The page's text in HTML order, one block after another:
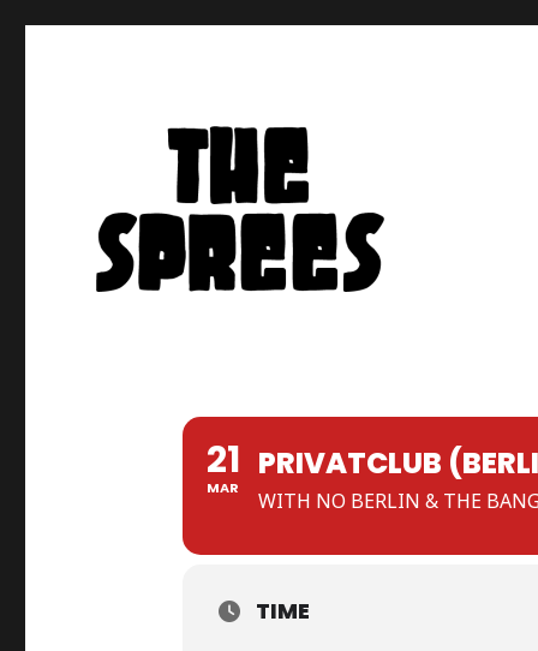
21
MAR
PRIVATCLUB
WITH NO BERLIN & THE
TIME